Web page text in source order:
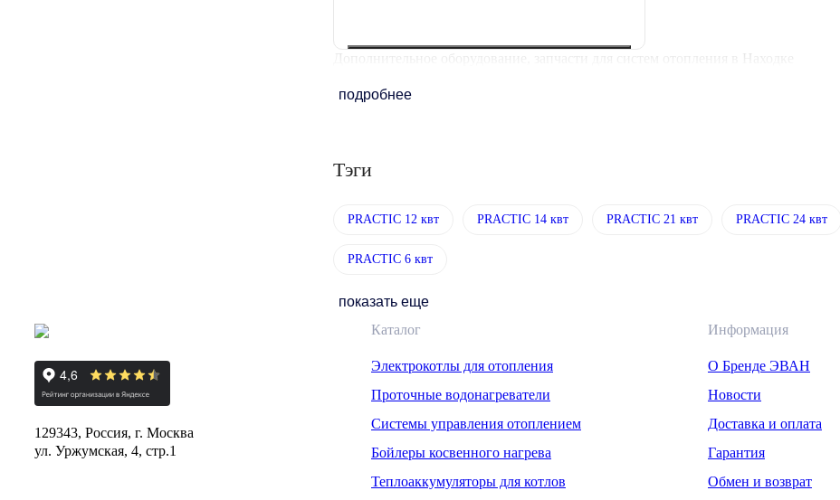
Дополнительное оборудование, запчасти для систем отопления в Находке
подробнее
Тэги
PRACTIC 12 квт PRACTIC 14 квт PRACTIC 21 квт PRACTIC 24 квт
PRACTIC 6 квт
показать еще
129343, Россия, г. Москва
ул. Уржумская, 4, стр.1
Каталог
Электрокотлы для отопления
Проточные водонагреватели
Системы управления отоплением
Бойлеры косвенного нагрева
Теплоаккумуляторы для котлов
Информация
О Бренде ЭВАН
Новости
Доставка и оплата
Гарантия
Обмен и возврат